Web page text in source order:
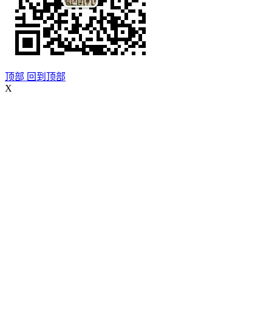
顶部 回到顶部
X